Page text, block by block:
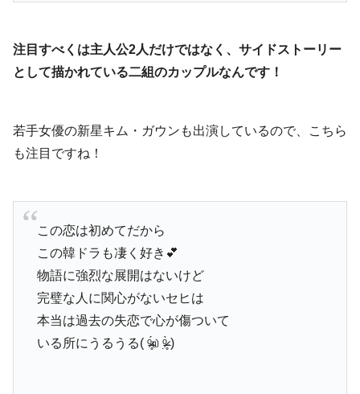
注目すべくは主人公2人だけではなく、サイドストーリー
として描かれている二組のカップルなんです！
若手女優の新星キム・ガウンも出演しているので、こちら
も注目ですね！
この恋は初めてだから
この韓ドラも凄く好き💕
物語に強烈な展開はないけど
完璧な人に関心がないセヒは
本当は過去の失恋で心が傷ついて
いる所にうるうる( ᵒ̴̶̷̥́௰ ᵒ̴̶̷̣̥̀ )